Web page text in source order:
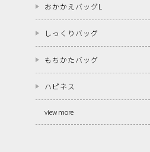
おかかえバッグL
しっくりバッグ
もちかたバッグ
ハピネス
view more